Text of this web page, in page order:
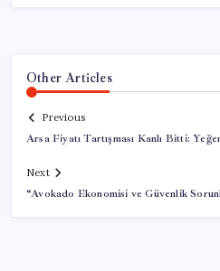
Other Articles
Previous
Arsa Fiyatı Tartışması Kanlı Bitti:
Next
“Avokado Ekonomisi ve Güvenlik